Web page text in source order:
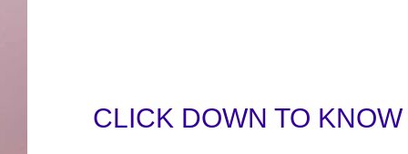
CLICK DOWN TO